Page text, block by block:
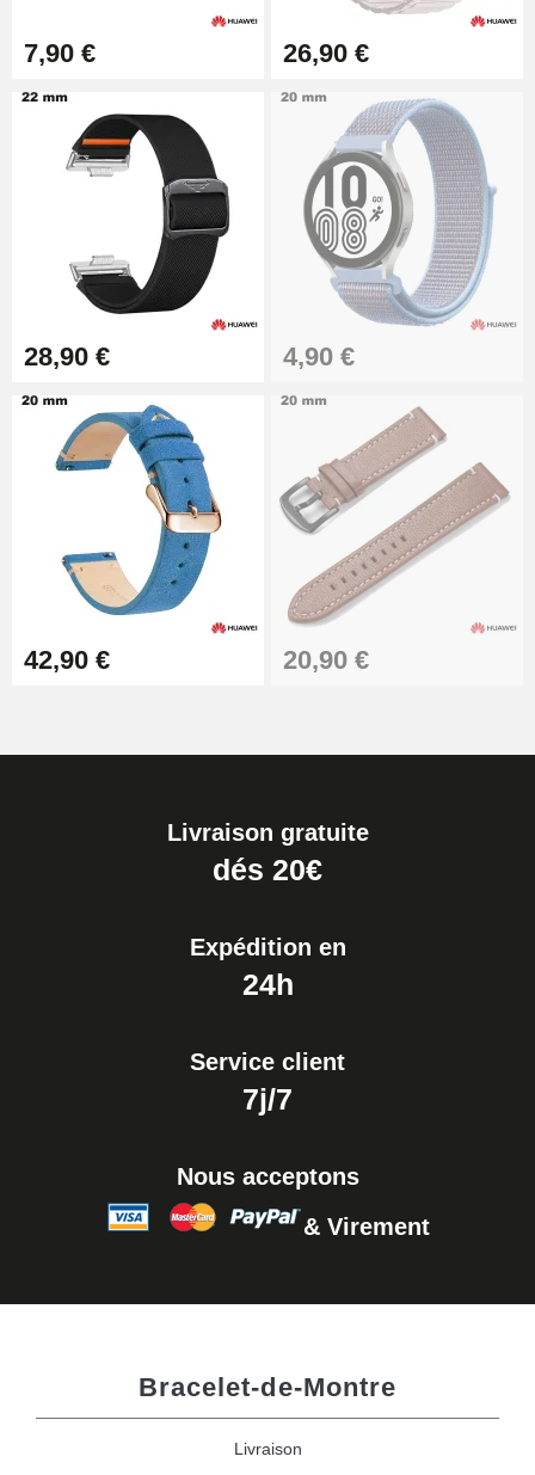
7,90 € 26,90 €
28,90 € 4,90 €
42,90 € 20,90 €
Livraison gratuite
dés 20€
Expédition en
24h
Service client
7j/7
Nous acceptons
& Virement
Bracelet-de-Montre
Livraison